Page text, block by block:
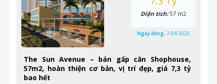
The Sun Avenue – bán gấp căn Shophouse,
57m2, hoàn thiện cơ bản, vị trí đẹp, giá 7,3 tỷ
bao hết
Diện tích:57 m2
Ngày đăng: 7-04-2020